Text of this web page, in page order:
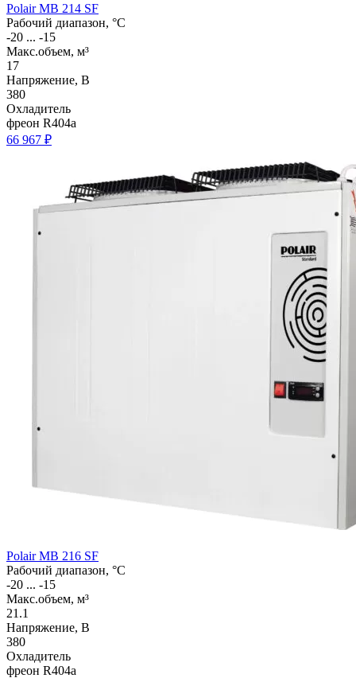
Polair MB 214 SF
Рабочий диапазон, °C
-20 ... -15
Макс.объем, м³
17
Напряжение, В
380
Охладитель
фреон R404a
66 967 ₽
Polair MB 216 SF
Рабочий диапазон, °C
-20 ... -15
Макс.объем, м³
21.1
Напряжение, В
380
Охладитель
фреон R404a